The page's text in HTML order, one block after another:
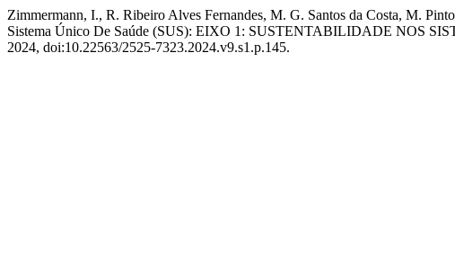
Zimmermann, I., R. Ribeiro Alves Fernandes, M. G. Santos da Costa, M.
Sistema Único De Saúde (SUS): EIXO 1: SUSTENTABILIDADE NOS
2024, doi:10.22563/2525-7323.2024.v9.s1.p.145.